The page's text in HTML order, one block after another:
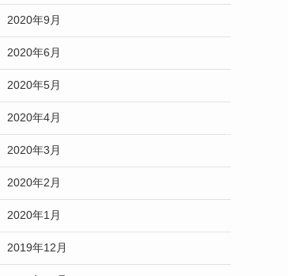
2020年9月
2020年6月
2020年5月
2020年4月
2020年3月
2020年2月
2020年1月
2019年12月